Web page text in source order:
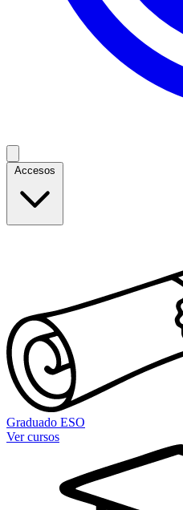
Accesos
Graduado ESO
Ver cursos